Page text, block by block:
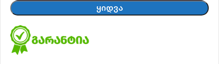
ᲧᲘᲓᲕᲐ